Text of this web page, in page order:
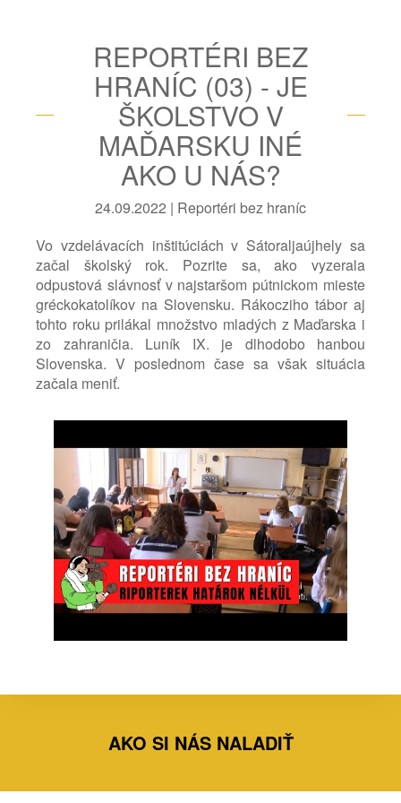
REPORTÉRI BEZ
HRANÍC (03) - JE
ŠKOLSTVO V
MAĎARSKU INÉ
AKO U NÁS?
24.09.2022 | Reportéri bez hraníc
Vo vzdelávacích inštitúciách v Sátoraljaújhely sa
začal školský rok. Pozrite sa, ako vyzerala
odpustová slávnosť v najstaršom pútnickom mieste
gréckokatolíkov na Slovensku. Rákocziho tábor aj
tohto roku prilákal množstvo mladých z Maďarska i
zo zahraničia. Luník IX. je dlhodobo hanbou
Slovenska. V poslednom čase sa však situácia
začala meniť.
AKO SI NÁS NALADIŤ